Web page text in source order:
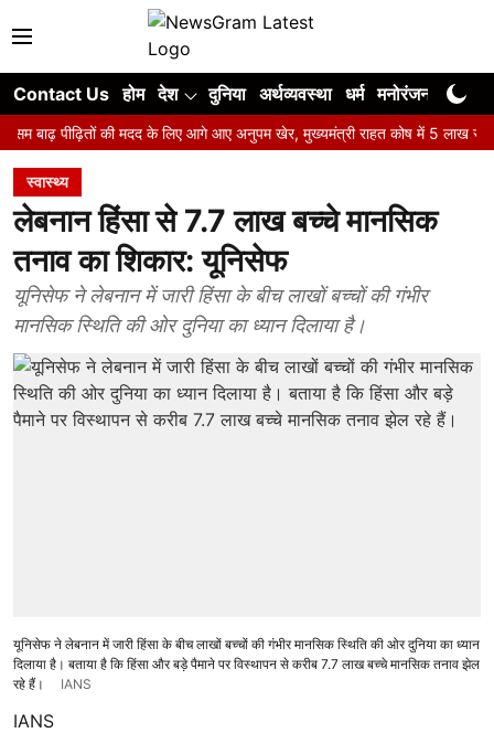
Contact Us होम देश दुनिया अर्थव्यवस्था धर्म मनोरंजन खेल
पीढ़ितों की मदद के लिए आगे आए अनुपम खेर, मुख्यमंत्री राहत कोष में 5 लाख रुपए दान
स्वास्थ्य
लेबनान हिंसा से 7.7 लाख बच्चे मानसिक
तनाव का शिकार: यूनिसेफ
यूनिसेफ ने लेबनान में जारी हिंसा के बीच लाखों बच्चों की गंभीर
मानसिक स्थिति की ओर दुनिया का ध्यान दिलाया है।
यूनिसेफ ने लेबनान में जारी हिंसा के बीच लाखों बच्चों की गंभीर मानसिक स्थिति की ओर दुनिया का ध्यान
दिलाया है। बताया है कि हिंसा और बड़े पैमाने पर विस्थापन से करीब 7.7 लाख बच्चे मानसिक तनाव झेल
रहे हैं।
IANS
IANS